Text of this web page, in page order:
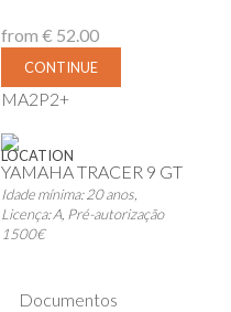
from € 52.00
CONTINUE
MA2P2+
LOCATION
YAMAHA TRACER 9 GT
Idade mínima: 20 anos,
Licença: A, Pré-autorização
1500€
Documentos